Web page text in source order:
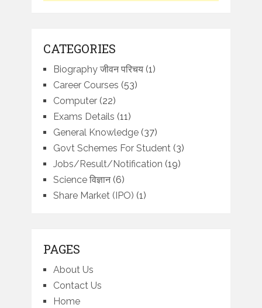
CATEGORIES
Biography जीवन परिचय(1)
Career Courses (53)
Computer(22)
Exams Details (11)
General Knowledge(37)
Govt Schemes For Student (3)
Jobs/Result/Notification (19)
Science विज्ञान(6)
Share Market (IPO) (1)
PAGES
About Us
Contact Us
Home